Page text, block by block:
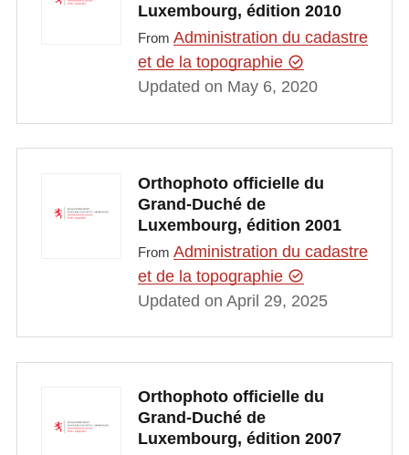
Luxembourg, édition 2010
From Administration du cadastre
et de la topographie
Updated on May 6, 2020
Orthophoto officielle du
Grand-Duché de
Luxembourg, édition 2001
From Administration du cadastre
et de la topographie
Updated on April 29, 2025
Orthophoto officielle du
Grand-Duché de
Luxembourg, édition 2007